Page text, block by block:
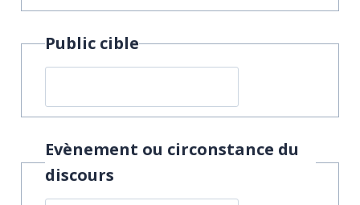
Public cible
Evènement ou circonstance du
discours